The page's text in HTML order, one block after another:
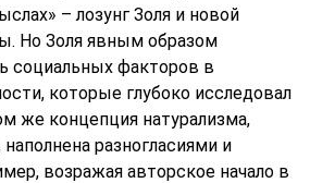
– лозунг Золя и новой
Но Золя явным образом
социальных факторов в
которые глубоко исследовал
же концепция натурализма,
разногласиями и
возражая авторское начало в